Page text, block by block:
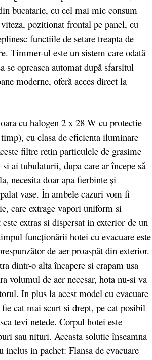
bucatarie, cu cel mai mic consum
pozitionat frontal pe panel, cu
functiile de setare treapta de
Timmer-ul este un sistem care odată
se opreasca automat după sfarsitul
moderne, oferă acces direct la
cu halogen 2 x 28 W cu protectie
cu clasa de eficienta iluminare
filtre retin particulele de grasime
ai tubulaturii, dupa care ar începe să
necesita doar apa fierbinte şi
vase. În ambele cazuri vom fi
care extrage vapori uniform si
extras si dispersat in exterior de un
funcţionării hotei cu evacuare este
de aer proaspăt din exterior.
dintr-o alta încapere si crapam usa
volumul de aer necesar, hota nu-si va
In plus la acest model cu evacuare
cat mai scurt si drept, pe cat posibil
tevi netede. Corpul hotei este
sau nituri. Aceasta solutie înseamna
in pachet: Flansa de evacuare